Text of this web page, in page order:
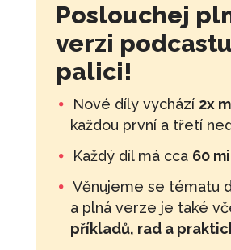
Poslouchej
verzi
palici!
Nové díly vychází 2x
každou první a třetí
Každý díl má cca 60
Věnujeme se tématu
a plná verze je také
příkladů, rad a